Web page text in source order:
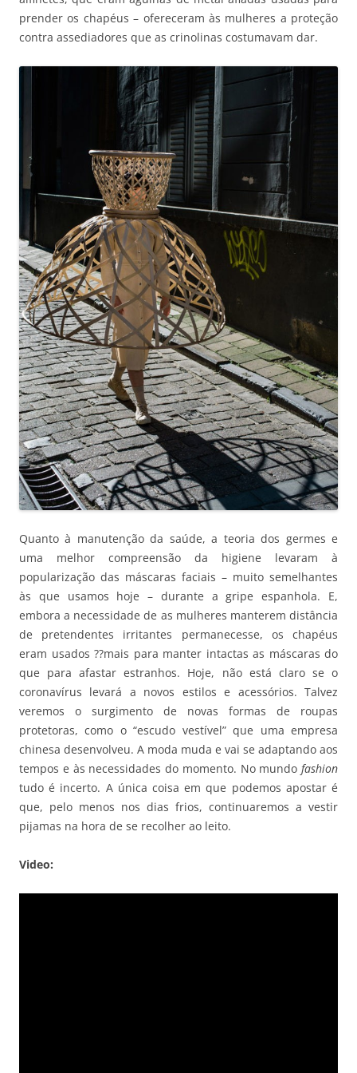
prender os chapéus – ofereceram às mulheres a proteção
contra assediadores que as crinolinas costumavam dar.
Quanto à manutenção da saúde, a teoria dos germes e
uma melhor compreensão da higiene levaram à
popularização das máscaras faciais – muito semelhantes
às que usamos hoje – durante a gripe espanhola. E,
embora a necessidade de as mulheres manterem distância
de pretendentes irritantes permanecesse, os chapéus
eram usados ??mais para manter intactas as máscaras do
que para afastar estranhos. Hoje, não está claro se o
coronavírus levará a novos estilos e acessórios. Talvez
veremos o surgimento de novas formas de roupas
protetoras, como o “escudo vestível” que uma empresa
chinesa desenvolveu. A moda muda e vai se adaptando aos
tempos e às necessidades do momento. No mundo fashion
tudo é incerto. A única coisa em que podemos apostar é
que, pelo menos nos dias frios, continuaremos a vestir
pijamas na hora de se recolher ao leito.
Video: